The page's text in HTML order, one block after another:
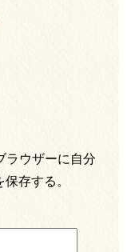
ラウザーに自分
存する。